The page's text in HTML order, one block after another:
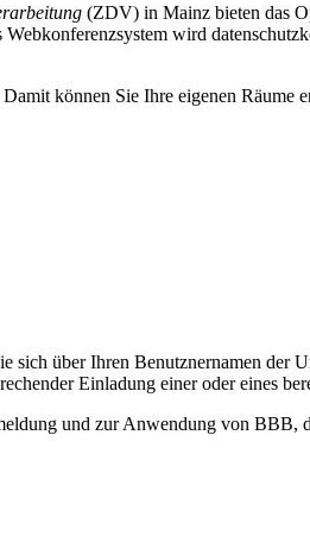
(ZDV) in Mainz bieten das
wird
können Sie Ihre eigenen Räume
sich über Ihren Benutznernamen
Einladung einer oder eines
und zur Anwendung von BBB,